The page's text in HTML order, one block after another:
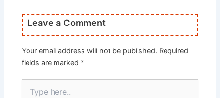
Leave a Comment
Your email address will not be published. Required
fields are marked *
here..